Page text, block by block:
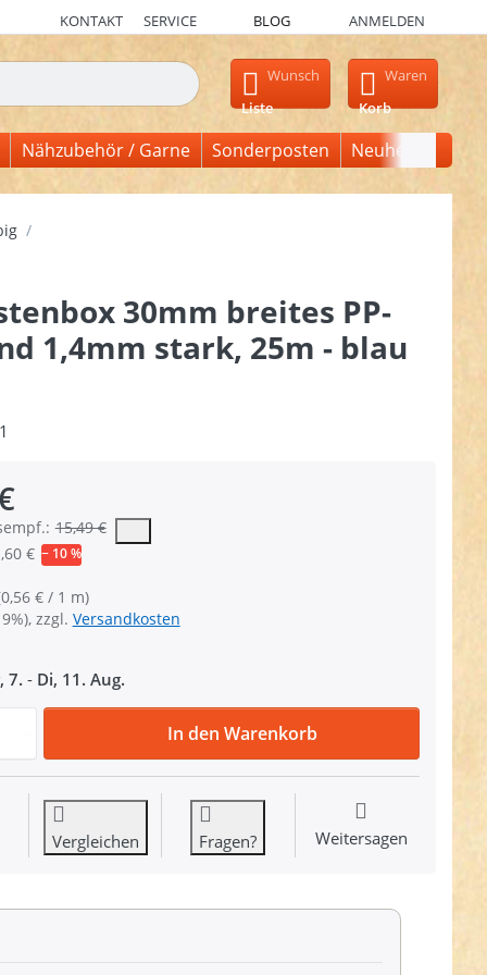
KONTAKT SERVICE BLOG ANMELDEN
erscheinen automatisch erste Ergebnisse. Drücken Sie die
Wunsch
Liste
Waren
Korb
Nähzubehör / Garne Sonderposten Neuheiten
30mm breites PP-
1,4mm stark, 25m - blau
15,49 €
vorgeschlagene oder empfohlene Verkaufspreis eines
€ − 10 %
€ / 1 m)
zzgl. Versandkosten
7. - Di, 11. Aug.
Restpostenbox 30mm breites PP-Gurtband 1,4mm stark,
In den Warenkorb
Vergleichen Fragen? Weitersagen